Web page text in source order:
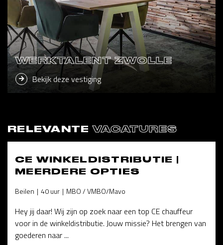
WERKTALENT ZWOLLE
Bekijk deze vestiging
RELEVANTEVACATURES
CE WINKELDISTRIBUTIE |
MEERDERE OPTIES
Beilen 40 uur MBO / VMBO/Mavo
Hey jij daar! Wij zijn op zoek naar een top CE chauffeur
voor in de winkeldistributie. Jouw missie? Het brengen van
goederen naar ...